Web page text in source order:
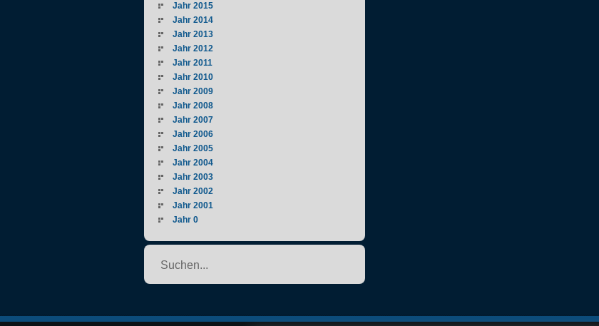
Jahr 2015
Jahr 2014
Jahr 2013
Jahr 2012
Jahr 2011
Jahr 2010
Jahr 2009
Jahr 2008
Jahr 2007
Jahr 2006
Jahr 2005
Jahr 2004
Jahr 2003
Jahr 2002
Jahr 2001
Jahr 0